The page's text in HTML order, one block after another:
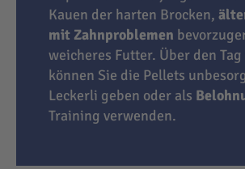
Kauen der harten Brocken,
mit Zahnproblemen
weicheres Futter. Über den
können Sie die Pellets
Leckerli geben oder als
Training verwenden.